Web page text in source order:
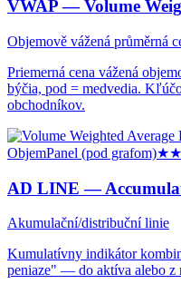
VWAP —Volume
Objemově vážená průměrná
Priemerná cena vážená
býčia, pod = medvedia.
obchodníkov.
ObjemPanel (pod grafom)
AD LINE —
Akumulační/distribuční linie
Kumulatívny indikátor
peniaze" — do aktíva alebo z